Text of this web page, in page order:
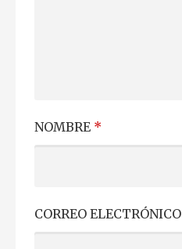
NOMBRE *
CORREO ELECTRÓNICO